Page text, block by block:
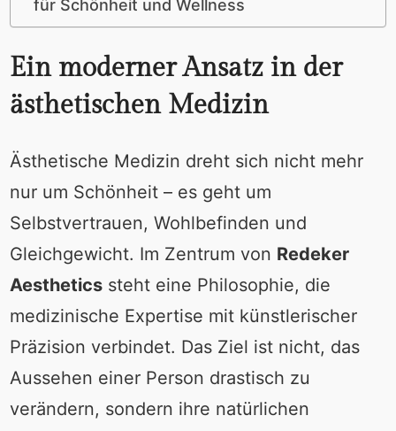
für Schönheit und Wellness
Ein moderner Ansatz in der
ästhetischen Medizin
Ästhetische Medizin dreht sich nicht mehr
nur um Schönheit – es geht um
Selbstvertrauen, Wohlbefinden und
Gleichgewicht. Im Zentrum von Redeker
Aestheticssteht eine Philosophie, die
medizinische Expertise mit künstlerischer
Präzision verbindet. Das Ziel ist nicht, das
Aussehen einer Person drastisch zu
verändern, sondern ihre natürlichen